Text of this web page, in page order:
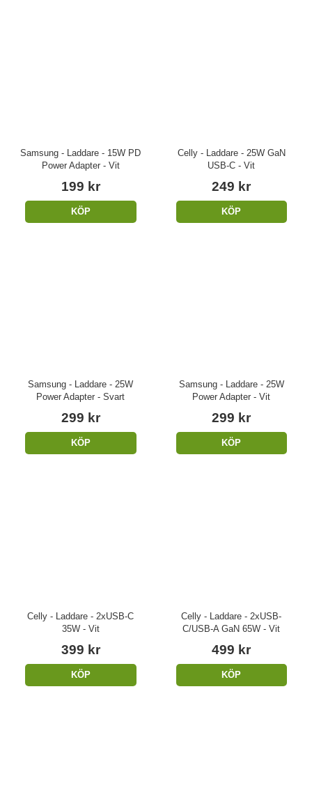
Samsung - Laddare - 15W PD
Power Adapter - Vit
199 kr
KÖP
Celly - Laddare - 25W GaN
USB-C - Vit
249 kr
KÖP
Samsung - Laddare - 25W
Power Adapter - Svart
299 kr
KÖP
Samsung - Laddare - 25W
Power Adapter - Vit
299 kr
KÖP
Celly - Laddare - 2xUSB-C
35W - Vit
399 kr
KÖP
Celly - Laddare - 2xUSB-
C/USB-A GaN 65W - Vit
499 kr
KÖP